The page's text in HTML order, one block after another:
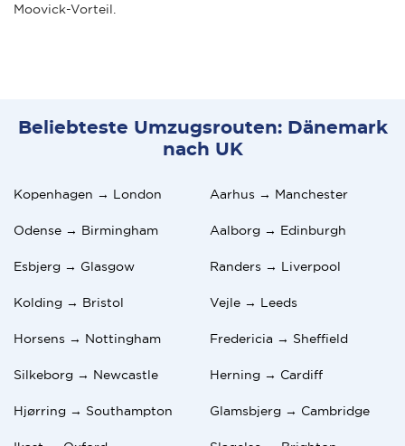
Moovick-Vorteil.
Beliebteste Umzugsrouten: Dänemark
nach UK
Kopenhagen → London Aarhus → Manchester
Odense → Birmingham Aalborg → Edinburgh
Esbjerg → Glasgow Randers → Liverpool
Kolding → Bristol Vejle → Leeds
Horsens → Nottingham Fredericia → Sheffield
Silkeborg → Newcastle Herning → Cardiff
Hjørring → Southampton Glamsbjerg → Cambridge